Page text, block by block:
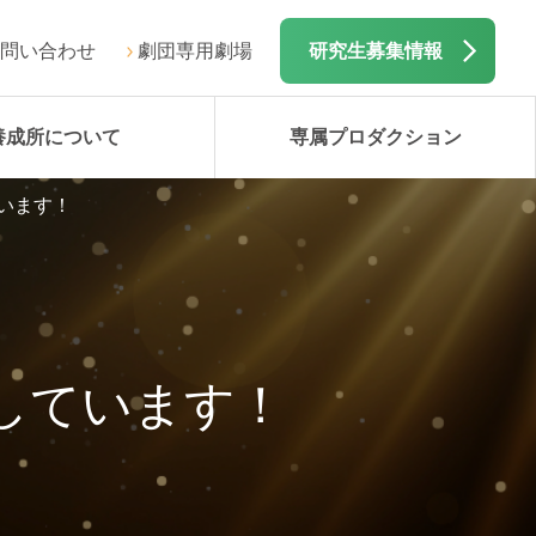
い合わせ 劇団専用劇場 研究生募集情報
成所について 専属プロダクション
います！
ます！